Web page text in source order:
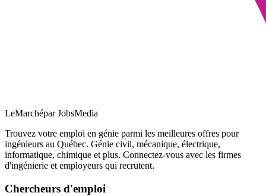
LeMarchépar JobsMedia
Trouvez votre emploi en génie parmi les meilleures offres pour
ingénieurs au Québec. Génie civil, mécanique, électrique,
informatique, chimique et plus. Connectez-vous avec les firmes
d'ingénierie et employeurs qui recrutent.
Chercheurs d'emploi